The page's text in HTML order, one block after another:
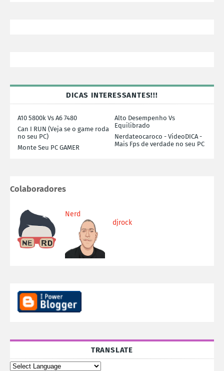
DICAS INTERESSANTES!!!
A10 5800k Vs A6 7480
Alto Desempenho Vs
Equilibrado
Can I RUN (Veja se o game roda
no seu PC)
Nerdateocaroco - VideoDICA -
Mais Fps de verdade no seu PC
Monte Seu PC GAMER
Colaboradores
Nerd
djrock
TRANSLATE